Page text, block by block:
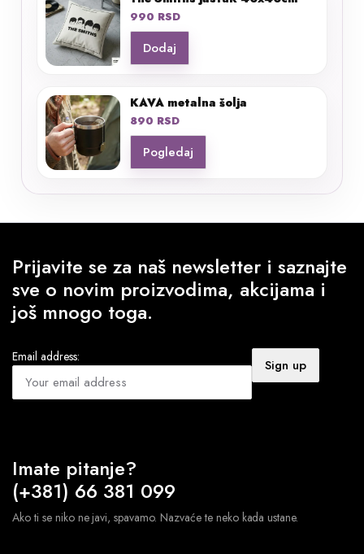
990 RSD
Dodaj
KAVA metalna šolja
890 RSD
Pogledaj
Prijavite se za naš newsletter i saznajte
sve o novim proizvodima, akcijama i
još mnogo toga.
Email address:
Imate pitanje?
(+381) 66 381 099
Ako ti se niko ne javi, spavamo. Nazvaće te neko kada ustane.